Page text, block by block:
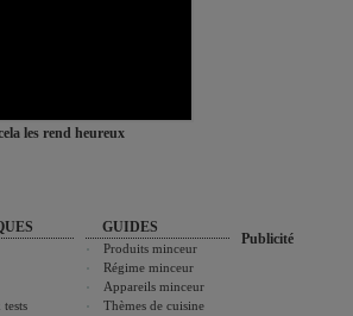
les rend heureux
GUIDES
Produits minceur
Régime minceur
Appareils minceur
Thèmes de cuisine
Publicité